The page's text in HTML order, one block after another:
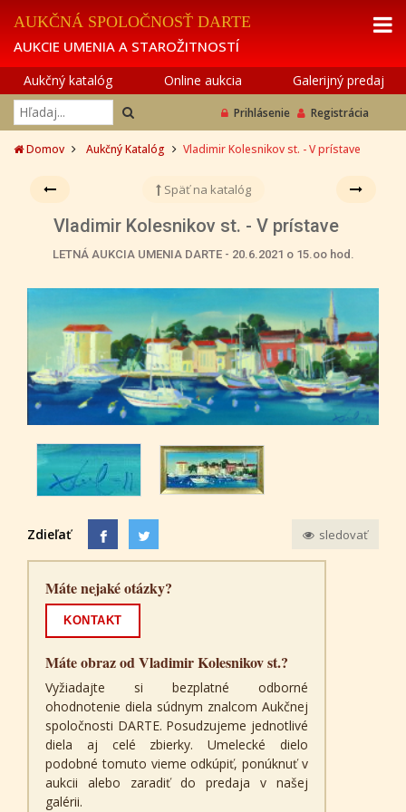
AUKČNÁ SPOLOČNOSŤ DARTE
AUKCIE UMENIA A STAROŽITNOSTÍ
Aukčný katalóg Online aukcia Galerijný predaj
Prihlásenie Registrácia
Domov Aukčný Katalóg Vladimir Kolesnikov st. - V prístave
Späť na katalóg
Vladimir Kolesnikov st. - V prístave
LETNÁ AUKCIA UMENIA DARTE - 20.6.2021 o 15.oo hod.
Zdieľať sledovať
Máte nejaké otázky?
KONTAKT
Máte obraz od Vladimir Kolesnikov st.?
Vyžiadajte si bezplatné odborné
ohodnotenie diela súdnym znalcom Aukčnej
spoločnosti DARTE. Posudzujeme jednotlivé
diela aj celé zbierky. Umelecké dielo
podobné tomuto vieme odkúpiť, ponúknuť v
aukcii alebo zaradiť do predaja v našej
galérii.